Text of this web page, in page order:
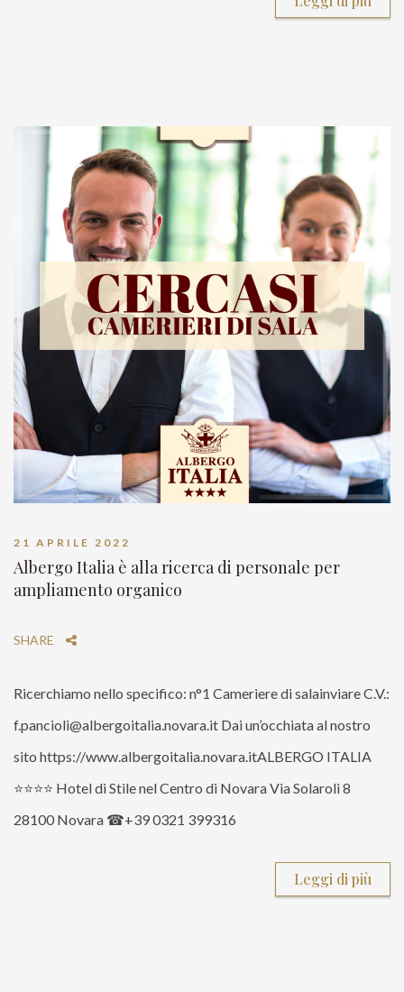
21 APRILE 2022
Albergo Italia è alla ricerca di personale per
ampliamento organico
SHARE
Ricerchiamo nello specifico: n°1 Cameriere di salainviare C.V.:
f.pancioli@albergoitalia.novara.it Dai un’occhiata al nostro
sito https://www.albergoitalia.novara.itALBERGO ITALIA
⭐⭐⭐⭐ Hotel di Stile nel Centro di Novara Via Solaroli 8
28100 Novara ☎+39 0321 399316
Leggi di più